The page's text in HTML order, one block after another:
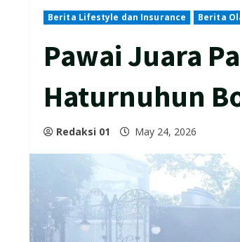
Berita Lifestyle dan Insurance Berita
Pawai Juara
Haturnuhun
Redaksi 01 May 24, 2026